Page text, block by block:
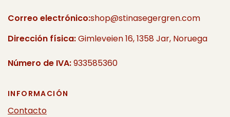
Correo electrónico:shop@stinasegergren.com
Dirección física:Gimleveien 16, 1358 Jar, Noruega
Número de IVA:933585360
INFORMACIÓN
Contacto